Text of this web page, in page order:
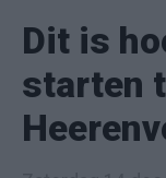
Dit is
starten